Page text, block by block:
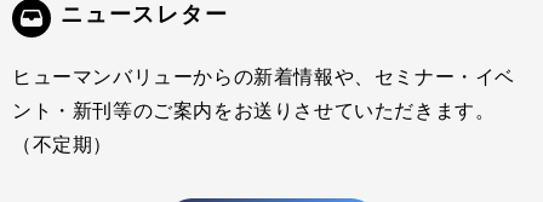
らには「付加価値を誰がどう分けるか」を可視化する試みが紹介され
ていました。 その
ニュースレター
ヒューマンバリューからの新着情報や、セミナー・イベ
ント・新刊等のご案内をお送りさせていただきます。
（不定期）